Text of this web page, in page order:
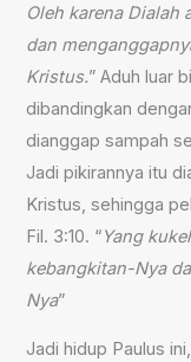
Oleh karena Dialah
dan
Kristus.” Aduh luar
dibandingkan
dianggap sampah
Jadi pikirannya itu
Kristus, sehingga
Fil. 3:10. “Yang
kebangkitan-Nya
Nya”
Jadi hidup Paulus